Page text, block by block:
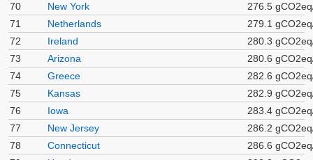
70
New York
276.5
71
Netherlands
279.1
72
Ireland
280.3
73
Arizona
280.6
74
Greece
282.6
75
Kansas
282.9
76
Iowa
283.4
77
New Jersey
286.2
78
Connecticut
286.6